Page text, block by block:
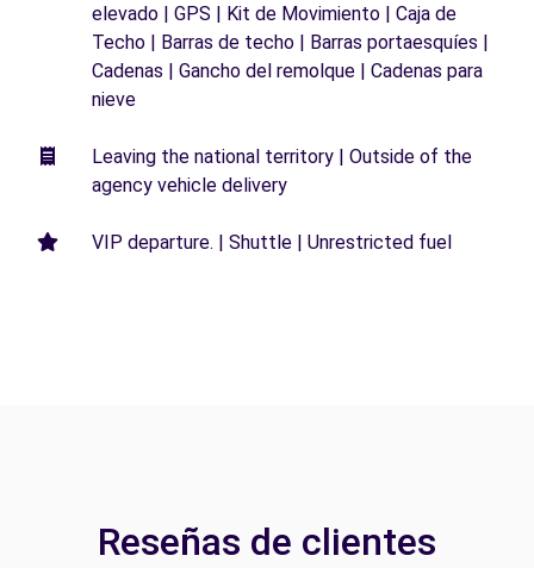
elevado | GPS | Kit de Movimiento | Caja de
Techo | Barras de techo | Barras portaesquíes |
Cadenas | Gancho del remolque | Cadenas para
nieve
Leaving the national territory | Outside of the
agency vehicle delivery
VIP departure. | Shuttle | Unrestricted fuel
Reseñas de clientes